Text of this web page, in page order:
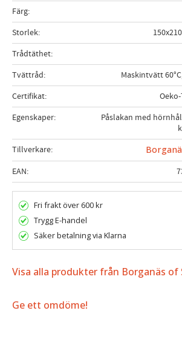
Färg
Storlek
Trådtäthet
Tvättråd
Maskintvätt
Certifikat
Egenskaper
Påslakan med
Tillverkare
EAN
Fri frakt över 600 kr
Trygg E-handel
Säker betalning via Klarna
Visa alla produkter från Borganäs of
Ge ett omdöme!